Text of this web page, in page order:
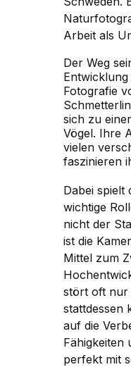
Arbeit als
Der Weg
Fotografie
sich zu
Vögel. Ihre
vielen
faszinieren
Dabei spielt
wichtige
nicht der
ist die
Mittel zum
stört oft nur
stattdessen
auf die
Fähigkeiten
perfekt mit